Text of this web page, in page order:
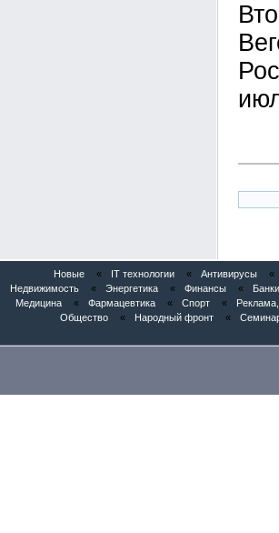
Новые « IT технологии « Антивирусы «
Недвижимость
« Энергетика « Финансы « Банки
Медицина
« Фармацевтика « Спорт «
Общество
« Народный фронт «